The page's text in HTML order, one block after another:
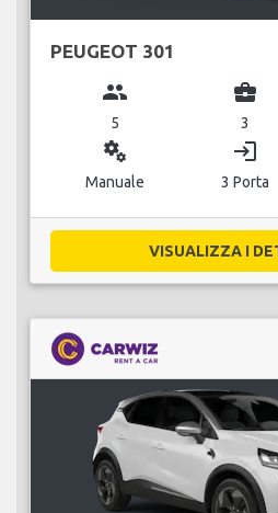
PEUGEOT 301
group
5
business_center
3
miscellaneous_services
Manuale
login
3 Porta
VISUALIZZA I